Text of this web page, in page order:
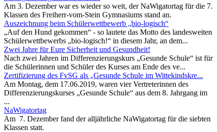
Am 3. Dezember war es wieder so weit, der NaWigatortag für die 7.
Klassen des Freiherr-vom-Stein Gymnasiums stand an.
Auszeichnung beim Schülerwettbewerb „bio-logisch“
„Auf den Hund gekommen“ - so lautete das Motto des landesweiten
Schülerwettbewerbs „bio-logisch!“ in diesem Jahr, an dem...
Zwei Jahre für Eure Sicherheit und Gesundheit!
Nach zwei Jahren im Differenzierungskurs „Gesunde Schule“ ist für
die Schülerinnen und Schüler des Kurses am Ende des ve...
Zertifizierung des FvSG als „Gesunde Schule im Wittekindskre...
Am Montag, dem 17.06.2019, waren vier Vertreterinnen des
Differenzierungskurses „Gesunde Schule“ aus dem 8. Jahrgang im
...
NaWigatortag
Am 7. Dezember fand der alljährliche NaWigatortag für die siebten
Klassen statt.